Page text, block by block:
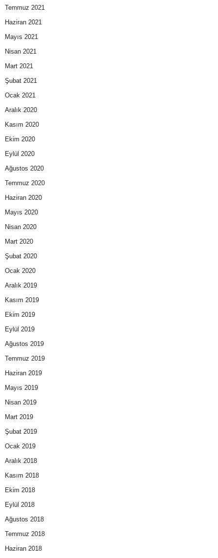
Temmuz 2021
Haziran 2021
Mayıs 2021
Nisan 2021
Mart 2021
Şubat 2021
Ocak 2021
Aralık 2020
Kasım 2020
Ekim 2020
Eylül 2020
Ağustos 2020
Temmuz 2020
Haziran 2020
Mayıs 2020
Nisan 2020
Mart 2020
Şubat 2020
Ocak 2020
Aralık 2019
Kasım 2019
Ekim 2019
Eylül 2019
Ağustos 2019
Temmuz 2019
Haziran 2019
Mayıs 2019
Nisan 2019
Mart 2019
Şubat 2019
Ocak 2019
Aralık 2018
Kasım 2018
Ekim 2018
Eylül 2018
Ağustos 2018
Temmuz 2018
Haziran 2018